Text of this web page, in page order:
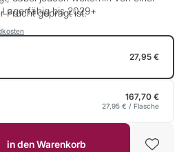
Frucht geprägt ist.
bis 2029+
27,95 €
167,70 €
27,95 € / Flasche
in den Warenkorb